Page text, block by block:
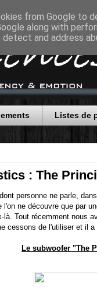
Listes de
: The
personne ne parle,
l'on ne découvre que par
là. Tout récemment nous
cessons de l'utiliser et il
Le subwoofer "The
from Google to
along with
and address